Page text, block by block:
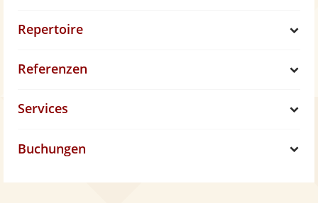
Repertoire
Referenzen
Services
Buchungen